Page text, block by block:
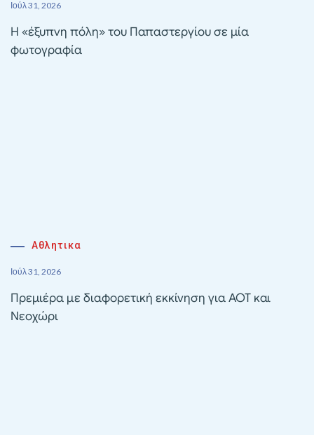
Ιούλ 31, 2026
Η «έξυπνη πόλη» του Παπαστεργίου σε μία
φωτογραφία
Αθλητικα
Ιούλ 31, 2026
Πρεμιέρα με διαφορετική εκκίνηση για ΑΟΤ και
Νεοχώρι